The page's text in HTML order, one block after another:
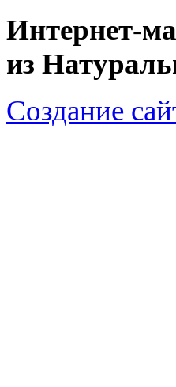
Интернет-
из
Создание